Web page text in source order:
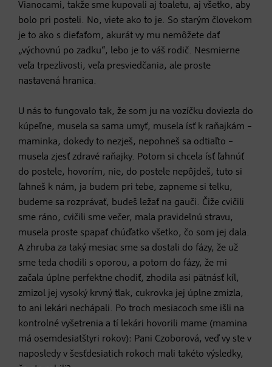
Vianocami, takže sme kupovali aj toaletu, aj všetko, aby
bolo pri posteli. No, viete ako to je. So starým človekom
je to ako s dieťaťom, akurát vy mu nemôžete dať
„výchovnú po zadku“, lebo je to váš rodič. Nesmierne
veľa trpezlivosti, veľa presviedčania, ale proste
nastavená hranica.
U nás to fungovalo tak, že som ju na vozíčku doviezla do
kúpeľne, musela sa sama umyť, musela ísť k raňajkám –
maminka, dokedy to nezješ, nepohneš sa odtiaľto –
musela zjesť zdravé raňajky. Potom si chcela ísť ľahnúť
do postele, hovorím, nie, do postele nepôjdeš, tuto si
ľahneš k nám, ja budem pri tebe, zapneme si telku,
budeme sa rozprávať, budeš ležať na gauči. Čiže cvičili
sme ráno, cvičili sme večer, mala pravidelnú stravu,
musela proste spapať chúďatko všetko, čo som jej dala.
A zhruba za taký mesiac sme sa dostali do fázy, že už
sme teda chodili s oporou, a potom do fázy, že mi
začala úplne perfektne chodiť, zhodila asi pätnásť kíl,
zmizol jej vysoký krvný tlak, cukrovka jej úplne zmizla,
to ani lekári nechápali. Po troch mesiacoch sme išli na
kontrolné vyšetrenia a tí lekári hovorili mame (mamina
má osemdesiatštyri rokov): Pani Czoborová, veď vy ste v
naposledy v šesťdesiatich rokoch mali takéto výsledky,